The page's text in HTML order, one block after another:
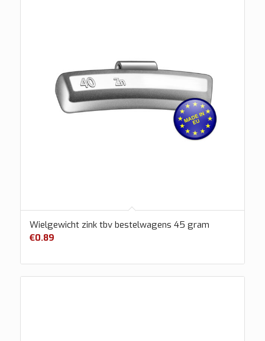
Wielgewicht zink tbv bestelwagens 45 gram
€0.89